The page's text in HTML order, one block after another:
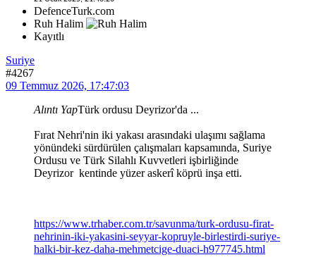
DefenceTurk.com
Ruh Halim
Kayıtlı
Suriye
#4267
09 Temmuz 2026, 17:47:03
Alıntı YapTürk ordusu Deyrizor'da ...
Fırat Nehri'nin iki yakası arasındaki ulaşımı sağlama
yönündeki sürdürülen çalışmaları kapsamında, Suriye
Ordusu ve Türk Silahlı Kuvvetleri işbirliğinde
Deyrizor kentinde yüzer askerî köprü inşa etti.
https://www.trhaber.com.tr/savunma/turk-ordusu-firat-
nehrinin-iki-yakasini-seyyar-kopruyle-birlestirdi-suriye-
halki-bir-kez-daha-mehmetcige-duaci-h977745.html